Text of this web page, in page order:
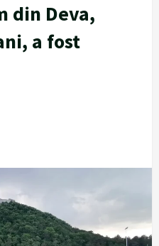
din Deva,
a fost